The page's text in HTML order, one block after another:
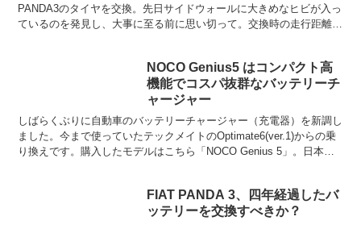
PANDA3のタイヤを交換。先日サイドウォールに大きめなヒビが入っ
ているのを発見し、大事に至る前に思い切って。交換時の走行距離
NOCO Genius5 はコンパクト高
機能でコスパ抜群なバッテリーチ
ャージャー
しばらくぶりに自動車のバッテリーチャージャー（充電器）を新調し
ました。今まで使っていたテックメイトのOptimate6(ver.1)からの乗
り換えです。購入したモデルはこちら「NOCO Genius 5」。日本で
FIAT PANDA 3、四年経過したバ
ッテリーを交換すべきか？